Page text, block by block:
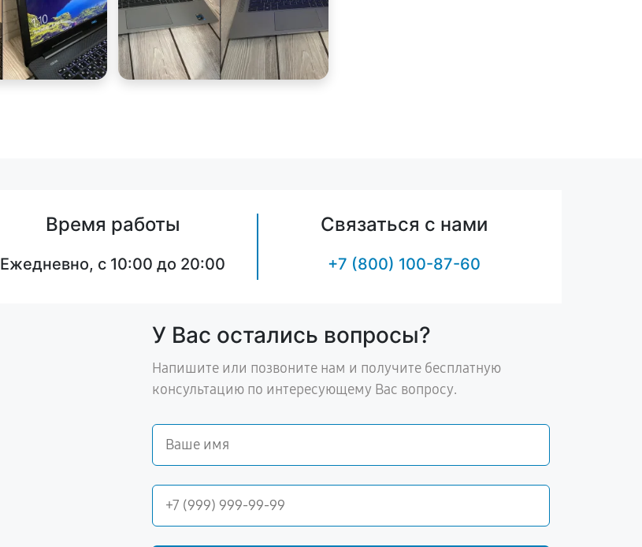
Время работы
Ежедневно, с 10:00 до 20:00
Связаться с нами
+7 (800) 100-87-60
У Вас остались вопросы?
Напишите или позвоните нам и получите бесплатную
консультацию по интересующему Вас вопросу.